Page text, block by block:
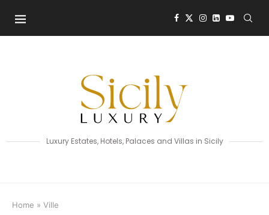
Luxury Estates, Hotels, Palaces and Villas in Sicily
Home » Ville